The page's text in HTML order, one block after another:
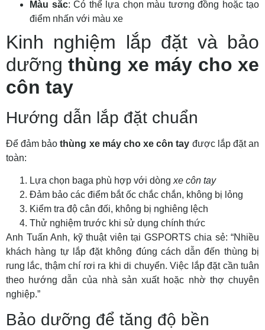
Màu sắc: Có thể lựa chọn màu tương đồng hoặc tạo
điểm nhấn với màu xe
Kinh nghiệm lắp đặt và bảo
dưỡngthùng xe máy cho xe
côn tay
Hướng dẫn lắp đặt chuẩn
Để đảm bảothùng xe máy cho xe côn tay được lắp đặt an
toàn:
Lựa chọn baga phù hợp với dòng xe côn tay
Đảm bảo các điểm bắt ốc chắc chắn, không bị lỏng
Kiểm tra độ cân đối, không bị nghiêng lệch
Thử nghiệm trước khi sử dụng chính thức
Anh Tuấn Anh, kỹ thuật viên tại GSPORTS chia sẻ: “Nhiều
khách hàng tự lắp đặt không đúng cách dẫn đến thùng bị
rung lắc, thậm chí rơi ra khi di chuyển. Việc lắp đặt cần tuân
theo hướng dẫn của nhà sản xuất hoặc nhờ thợ chuyên
nghiệp.”
Bảo dưỡng để tăng độ bền